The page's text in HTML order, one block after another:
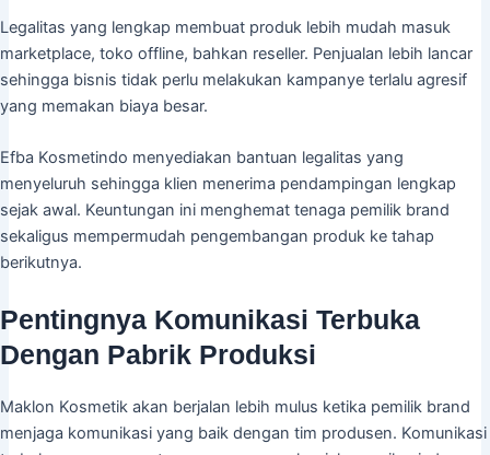
Legalitas yang lengkap membuat produk lebih mudah masuk
marketplace, toko offline, bahkan reseller. Penjualan lebih lancar
sehingga bisnis tidak perlu melakukan kampanye terlalu agresif
yang memakan biaya besar.
Efba Kosmetindo menyediakan bantuan legalitas yang
menyeluruh sehingga klien menerima pendampingan lengkap
sejak awal. Keuntungan ini menghemat tenaga pemilik brand
sekaligus mempermudah pengembangan produk ke tahap
berikutnya.
Pentingnya Komunikasi Terbuka
Dengan Pabrik Produksi
Maklon Kosmetik akan berjalan lebih mulus ketika pemilik brand
menjaga komunikasi yang baik dengan tim produsen. Komunikasi